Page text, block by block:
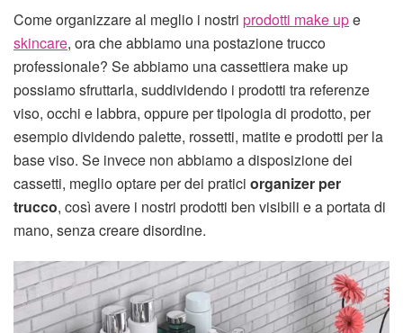
Come organizzare al meglio i nostri prodotti make upe
skincare, ora che abbiamo una postazione trucco
professionale? Se abbiamo una cassettiera make up
possiamo sfruttarla, suddividendo i prodotti tra referenze
viso, occhi e labbra, oppure per tipologia di prodotto, per
esempio dividendo palette, rossetti, matite e prodotti per la
base viso. Se invece non abbiamo a disposizione dei
cassetti, meglio optare per dei pratici organizer per
trucco, così avere i nostri prodotti ben visibili e a portata di
mano, senza creare disordine.